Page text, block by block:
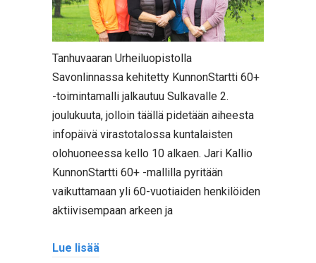
Tanhuvaaran Urheiluopistolla
Savonlinnassa kehitetty KunnonStartti 60+
-toimintamalli jalkautuu Sulkavalle 2.
joulukuuta, jolloin täällä pidetään aiheesta
infopäivä virastotalossa kuntalaisten
olohuoneessa kello 10 alkaen. Jari Kallio
KunnonStartti 60+ -mallilla pyritään
vaikuttamaan yli 60-vuotiaiden henkilöiden
aktiivisempaan arkeen ja
Lue lisää